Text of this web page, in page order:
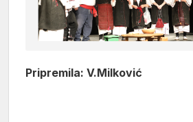
Pripremila: V.Milković